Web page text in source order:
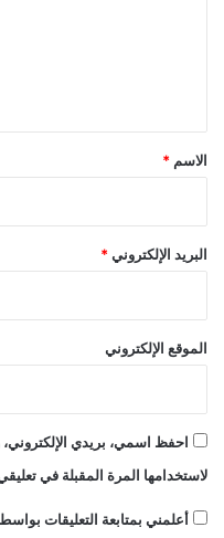
*
الاسم *
البريد الإلكتروني *
الموقع الإلكتروني
احفظ اسمي، بريدي الإلكتروني،
لاستخدامها المرة المقبلة في
أعلمني بمتابعة التعليقات